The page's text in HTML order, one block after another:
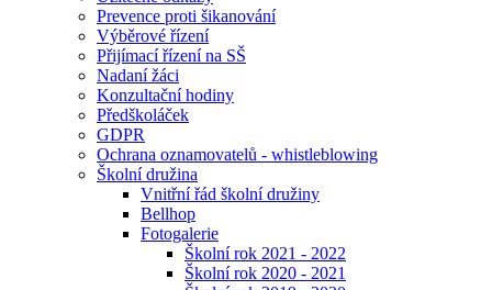
Prevence proti šikanování
Výběrové řízení
Přijímací řízení na SŠ
Nadaní žáci
Konzultační hodiny
Předškoláček
GDPR
Ochrana oznamovatelů - whistleblowing
Školní družina
Vnitřní řád školní družiny
Bellhop
Fotogalerie
Školní rok 2021 - 2022
Školní rok 2020 - 2021